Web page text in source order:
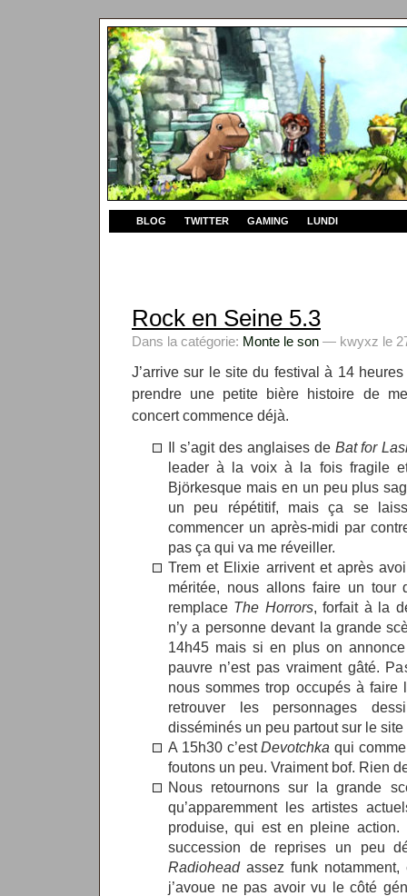
BLOG TWITTER GAMING LUNDI
Rock en Seine 5.3
Dans la catégorie: Monte le son — kwyxz le
J’arrive sur le site du festival à 14
prendre une petite bière histoire de
concert commence déjà.
Il s’agit des anglaises de Bat for
leader à la voix à la fois fragile
Björkesque mais en un peu plus
un peu répétitif, mais ça se
commencer un après-midi par
pas ça qui va me réveiller.
Trem et Elixie arrivent et après
méritée, nous allons faire un
remplace The Horrors, forfait à la
n’y a personne devant la grande
14h45 mais si en plus on
pauvre n’est pas vraiment gâté.
nous sommes trop occupés à
retrouver les personnages
disséminés un peu partout sur le
A 15h30 c’estDevotchka qui
foutons un peu. Vraiment bof. Rien
Nous retournons sur la grande
qu’apparemment les artistes
produise, qui est en pleine
succession de reprises un peu
Radioheadassez funk notamment,
j’avoue ne pas avoir vu le côté